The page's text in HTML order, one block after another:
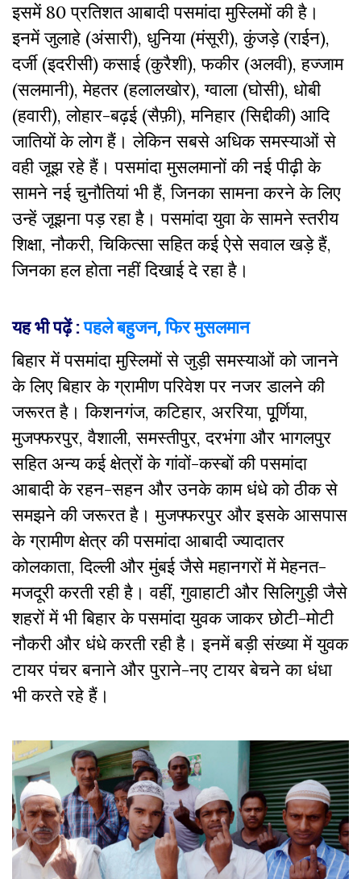
इसमें 80 प्रतिशत आबादी पसमांदा मुस्लिमों की है।
इनमें जुलाहे (अंसारी), धुनिया (मंसूरी), कुंजड़े (राईन),
दर्जी (इदरीसी) कसाई (कुरैशी), फकीर (अलवी), हज्जाम
(सलमानी), मेहतर (हलालखोर), ग्वाला (घोसी), धोबी
(हवारी), लोहार-बढ़ई (सैफ़ी), मनिहार (सिद्दीकी) आदि
जातियों के लोग हैं। लेकिन सबसे अधिक समस्याओं से
वही जूझ रहे हैं। पसमांदा मुसलमानों की नई पीढ़ी के
सामने नई चुनौतियां भी हैं, जिनका सामना करने के लिए
उन्हें जूझना पड़ रहा है। पसमांदा युवा के सामने स्तरीय
शिक्षा, नौकरी, चिकित्सा सहित कई ऐसे सवाल खड़े हैं,
जिनका हल होता नहीं दिखाई दे रहा है।
यह भी पढ़ें :पहले बहुजन, फिर मुसलमान
बिहार में पसमांदा मुस्लिमों से जुड़ी समस्याओं को जानने
के लिए बिहार के ग्रामीण परिवेश पर नजर डालने की
जरूरत है। किशनगंज, कटिहार, अररिया, पूूर्णिया,
मुजफ्फरपुर, वैशाली, समस्तीपुर, दरभंगा और भागलपुर
सहित अन्य कई क्षेत्रों के गांवों-कस्बों की पसमांदा
आबादी के रहन-सहन और उनके काम धंधे को ठीक से
समझने की जरूरत है। मुजफ्फरपुर और इसके आसपास
के ग्रामीण क्षेत्र की पसमांदा आबादी ज्यादातर
कोलकाता, दिल्ली और मुंबई जैसे महानगरों में मेहनत-
मजदूरी करती रही है। वहीं, गुवाहाटी और सिलिगुड़ी जैसे
शहरों में भी बिहार के पसमांदा युवक जाकर छोटी-मोटी
नौकरी और धंधे करती रही है। इनमें बड़ी संख्या में युवक
टायर पंचर बनाने और पुराने-नए टायर बेचने का धंधा
भी करते रहे हैं।